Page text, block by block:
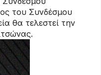
του Συνδέσμου
θα τελεστεί την